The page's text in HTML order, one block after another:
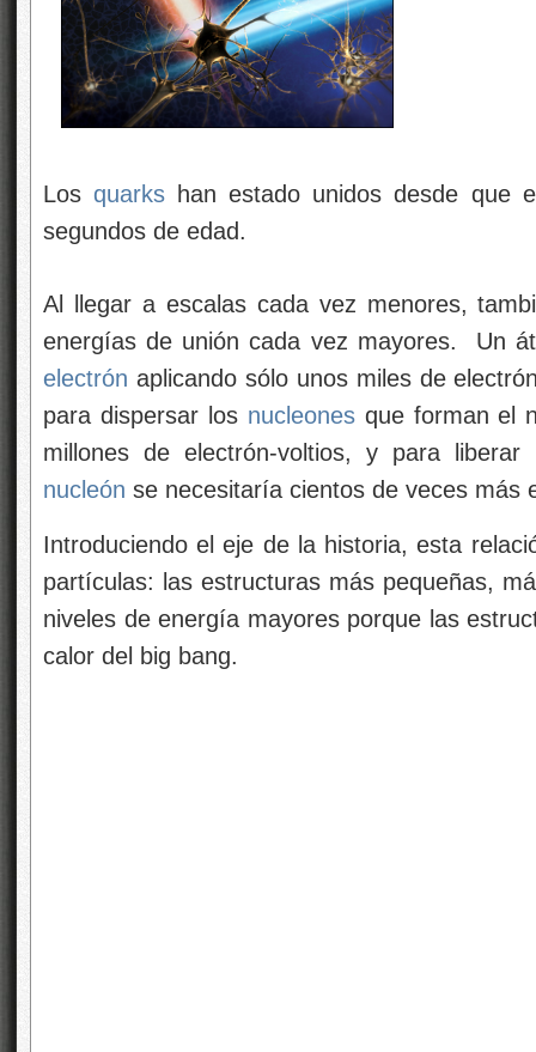
Losquarkshan estado unidos desde que
segundos de edad.
Al llegar a escalas cada vez menores,
electrónaplicando sólo unos miles de
para dispersar los
nucleónse necesitaría cientos de veces más
Introduciendo el eje de la historia, esta
partículas: las estructuras más pequeñas,
niveles de energía mayores porque las
calor del big bang.